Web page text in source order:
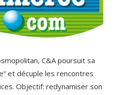
C&A poursuit sa
et décuple les rencontres
Objectif: redynamiser son